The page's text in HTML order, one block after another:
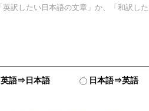
英語⇒日本語 日本語⇒英語